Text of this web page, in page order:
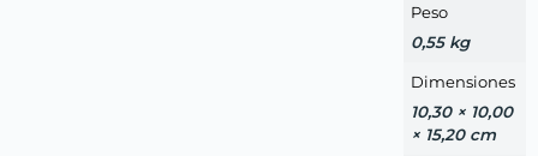
Peso
0,55 kg
Dimensiones
10,30 × 10,00
× 15,20 cm